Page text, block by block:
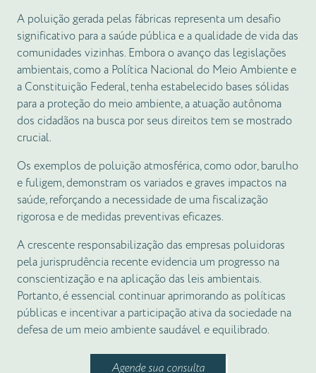
A poluição gerada pelas fábricas representa um desafio
significativo para a saúde pública e a qualidade de vida das
comunidades vizinhas. Embora o avanço das legislações
ambientais, como a Política Nacional do Meio Ambiente e
a Constituição Federal, tenha estabelecido bases sólidas
para a proteção do meio ambiente, a atuação autônoma
dos cidadãos na busca por seus direitos tem se mostrado
crucial.
Os exemplos de poluição atmosférica, como odor, barulho
e fuligem, demonstram os variados e graves impactos na
saúde, reforçando a necessidade de uma fiscalização
rigorosa e de medidas preventivas eficazes.
A crescente responsabilização das empresas poluidoras
pela jurisprudência recente evidencia um progresso na
conscientização e na aplicação das leis ambientais.
Portanto, é essencial continuar aprimorando as políticas
públicas e incentivar a participação ativa da sociedade na
defesa de um meio ambiente saudável e equilibrado.
Agende sua consulta